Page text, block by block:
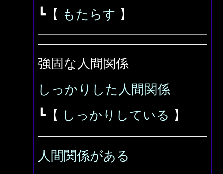
┗【 もたらす 】
強固な人間関係
しっかりした人間関係
┗【 しっかりしている 】
人間関係がある